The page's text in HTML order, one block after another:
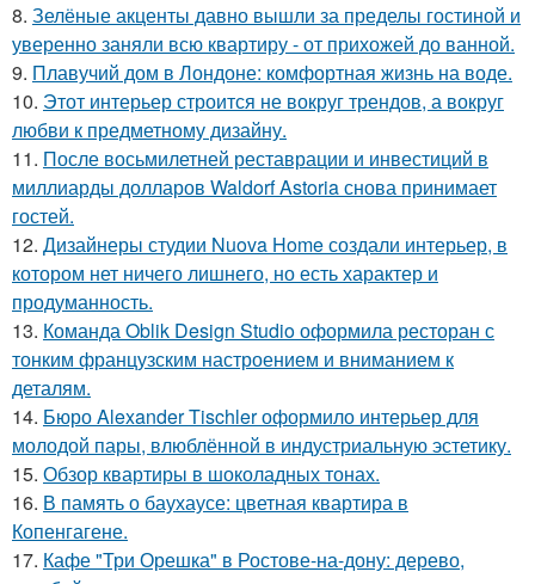
8. Зелёные акценты давно вышли за пределы гостиной и
уверенно заняли всю квартиру - от прихожей до ванной.
9. Плавучий дом в Лондоне: комфортная жизнь на воде.
10. Этот интерьер строится не вокруг трендов, а вокруг
любви к предметному дизайну.
11. После восьмилетней реставрации и инвестиций в
миллиарды долларов Waldorf Astoria снова принимает
гостей.
12. Дизайнеры студии Nuova Home создали интерьер, в
котором нет ничего лишнего, но есть характер и
продуманность.
13. Команда Oblik Design Studio оформила ресторан с
тонким французским настроением и вниманием к
деталям.
14. Бюро Alexander Tischler оформило интерьер для
молодой пары, влюблённой в индустриальную эстетику.
15. Обзор квартиры в шоколадных тонах.
16. В память о баухаусе: цветная квартира в
Копенгагене.
17. Кафе "Три Орешка" в Ростове-на-дону: дерево,